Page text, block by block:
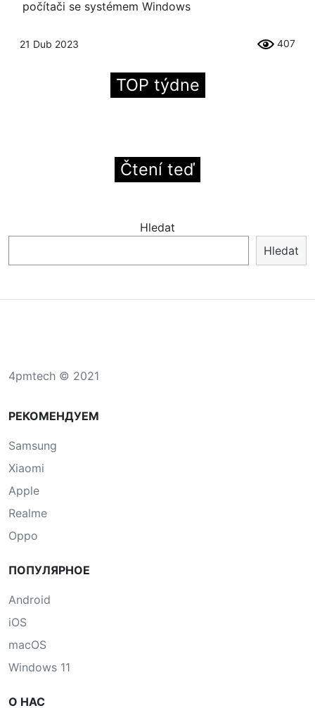
počítači se systémem Windows
21 Dub 2023 407
TOP týdne
Čtení teď
Hledat
Hledat
4pmtech © 2021
РЕКОМЕНДУЕМ
Samsung
Xiaomi
Apple
Realme
Oppo
ПОПУЛЯРНОЕ
Android
iOS
macOS
Windows 11
О НАС